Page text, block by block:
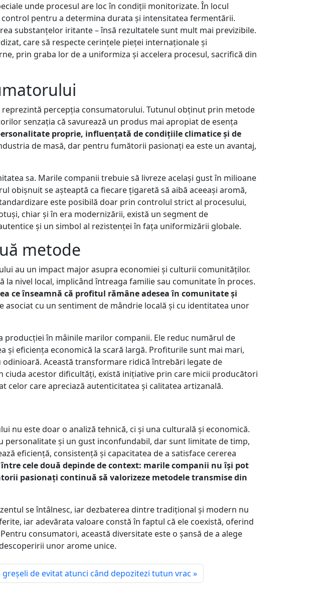
unde procesul are loc în condiții monitorizate. În locul
pentru a determina durata și intensitatea fermentării.
substanțelor iritante – însă rezultatele sunt mult mai previzibile.
care să respecte cerințele pieței internaționale și
prin graba lor de a uniformiza și accelera procesul, sacrifică din
percepția consumatorului. Tutunul obținut prin metode
senzația că savurează un produs mai apropiat de esența
proprie, influențată de condițiile climatice și de
de masă, dar pentru fumătorii pasionați ea este un avantaj,
sa. Marile companii trebuie să livreze același gust în milioane
obișnuit se așteaptă ca fiecare țigaretă să aibă aceeași aromă,
este posibilă doar prin controlul strict al procesului,
chiar și în era modernizării, există un segment de
și un simbol al rezistenței în fața uniformizării globale.
metode
au un impact major asupra economiei și culturii comunităților.
nivel local, implicând întreaga familie sau comunitate în proces.
ce înseamnă că profitul rămâne adesea în comunitate și
asociat cu un sentiment de mândrie locală și cu identitatea unor
în mâinile marilor companii. Ele reduc numărul de
eficiența economică la scară largă. Profiturile sunt mai mari,
Această transformare ridică întrebări legate de
acestor dificultăți, există inițiative prin care micii producători
celor care apreciază autenticitatea și calitatea artizanală.
nu este doar o analiză tehnică, ci și una culturală și economică.
și un gust inconfundabil, dar sunt limitate de timp,
eficiență, consistență și capacitatea de a satisface cererea
între cele două depinde de context: marile companii nu își pot
pasionați continuă să valorizeze metodele transmise din
se întâlnesc, iar dezbaterea dintre tradițional și modern nu
iar adevărata valoare constă în faptul că ele coexistă, oferind
consumatori, această diversitate este o șansă de a alege
unor arome unice.
greșeli de evitat atunci când depozitezi tutun vrac